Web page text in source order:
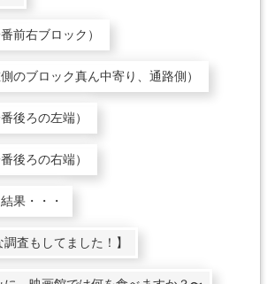
前右ブロック）
のブロック真ん中寄り、通路側）
後ろの左端）
後ろの右端）
果・・・
調査もしてました！】